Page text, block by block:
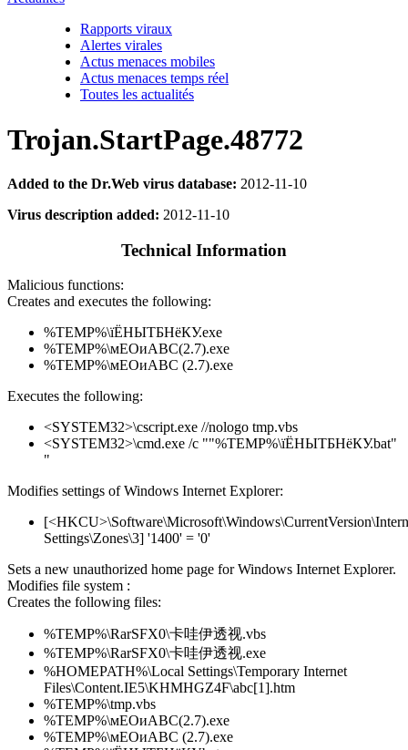
Rapports viraux
Alertes virales
Actus menaces mobiles
Actus menaces temps réel
Toutes les actualités
Trojan.StartPage.48772
Added to the Dr.Web virus database: 2012-11-10
Virus description added: 2012-11-10
Technical Information
Malicious functions:
Creates and executes the following:
%TEMP%\їЁНЫТБНёКУ.exe
%TEMP%\мЕОиABC(2.7).exe
%TEMP%\мЕОиABC (2.7).exe
Executes the following:
<SYSTEM32>\cscript.exe //nologo tmp.vbs
<SYSTEM32>\cmd.exe /c ""%TEMP%\їЁНЫТБНёКУ.bat"
"
Modifies settings of Windows Internet Explorer:
Settings\Zones\3] '1400' = '0'
Sets a new unauthorized home page for Windows Internet Explorer.
Modifies file system :
Creates the following files:
%TEMP%\RarSFX0\卡哇伊透视.vbs
%TEMP%\RarSFX0\卡哇伊透视.exe
%HOMEPATH%\Local Settings\Temporary Internet
Files\Content.IE5\KHMHGZ4F\abc[1].htm
%TEMP%\tmp.vbs
%TEMP%\мЕОиABC(2.7).exe
%TEMP%\мЕОиABC (2.7).exe